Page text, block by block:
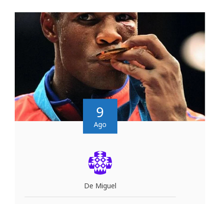
9
Ago
De Miguel